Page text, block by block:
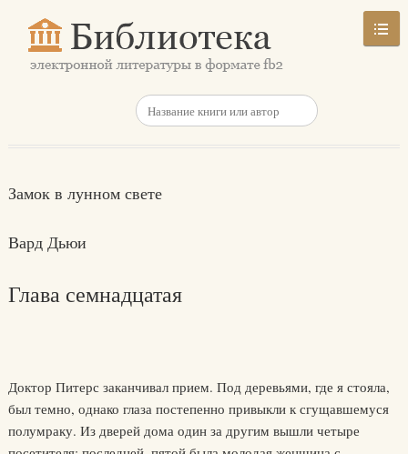
Замок в лунном свете
Вард Дьюи
Глава семнадцатая
Доктор Питерс заканчивал прием. Под деревьями, где я стояла,
был темно, однако глаза постепенно привыкли к сгущавшемуся
полумраку. Из дверей дома один за другим вышли четыре